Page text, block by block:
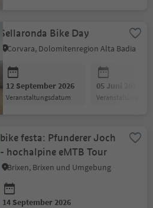
Sellaronda Bike Day
Corvara, Dolomitenregion Alta Badia
12 September 2026
Veranstaltungsdatum
05 Juni 2027
bike festa: Pfunderer Joch
- hochalpine eMTB Tour
Brixen, Brixen und Umgebung
14 September 2026